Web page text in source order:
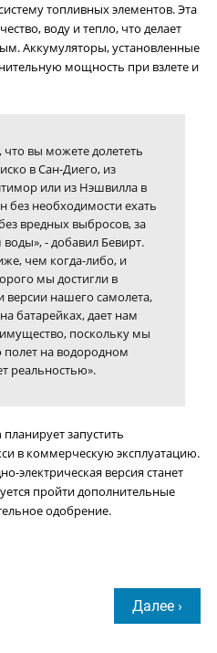
топливных элементов. Эта
воду и тепло, что делает
Аккумуляторы, установленные
мощность при взлете и
что вы можете долететь
в Сан-Диего, из
или из Нэшвилла в
без необходимости ехать
вредных выбросов, за
- добавил Бевирт.
чем когда-либо, и
мы достигли в
версии нашего самолета,
батарейках, дает нам
поскольку мы
полет на водородном
реальностью».
запустить
в коммерческую эксплуатацию.
электрическая версия станет
пройти дополнительные
одобрение.
Далее ›